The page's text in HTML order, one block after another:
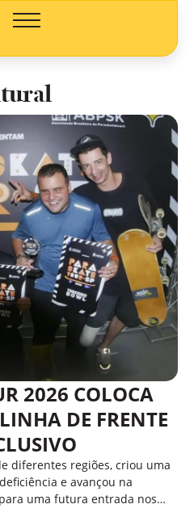
2026 COLOCA
DE FRENTE
diferentes regiões, criou uma
e avançou na
uma futura entrada nos…